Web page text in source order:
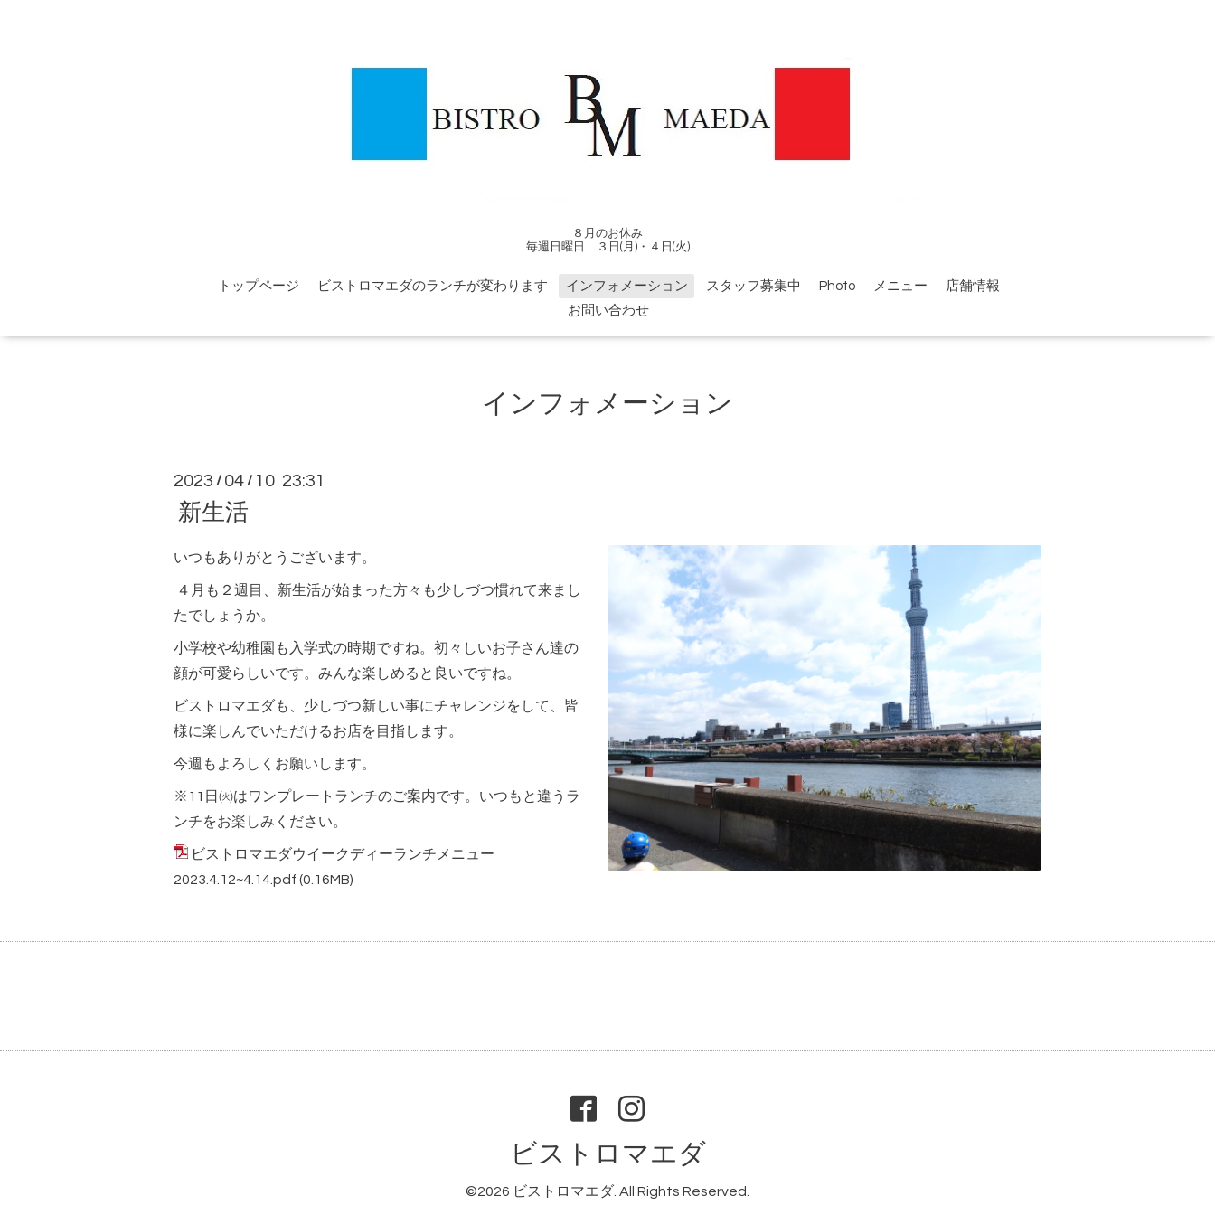
８月のお休み
毎週日曜日 ３日(月)・４日(火)
トップページ ビストロマエダのランチが変わります インフォメーション スタッフ募集中 Photo メニュー
店舗情報
お問い合わせ
インフォメーション
2023 / 04 / 10 23:31
新生活
いつもありがとうございます。
４月も２週目、新生活が始まった方々も少しづつ慣れて来まし
たでしょうか。
小学校や幼稚園も入学式の時期ですね。初々しいお子さん達の
顔が可愛らしいです。みんな楽しめると良いですね。
ビストロマエダも、少しづつ新しい事にチャレンジをして、皆
様に楽しんでいただけるお店を目指します。
今週もよろしくお願いします。
※11日㈫はワンプレートランチのご案内です。いつもと違うラ
ンチをお楽しみください。
ビストロマエダウイークディーランチメニュー
2023.4.12~4.14.pdf (0.16MB)
ビストロマエダ
©2026 ビストロマエダ . All Rights Reserved.